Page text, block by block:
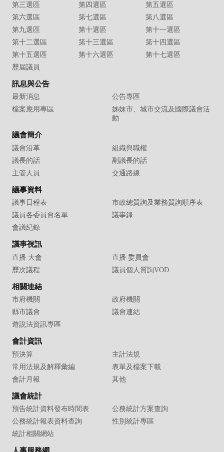
第三選區
第四選區
第五選區
第六選區
第七選區
第八選區
第九選區
第十選區
第十一選區
第十二選區
第十三選區
第十四選區
第十五選區
第十六選區
第十七選區
歷屆議員
訊息與公告
最新消息
公告專區
檔案應用專區
姊妹市、城市交流及國際議會活
動
議會簡介
議會沿革
組織與職權
議長的話
副議長的話
主管人員
交通路線
議事資料
議事日程表
市政總質詢及業務質詢順序表
議員各委員會名單
議事錄
會議紀錄
議事視訊
直播 大會
直播 委員會
歷次議程
議員個人質詢VOD
相關連結
市府機關
政府機關
縣市議會
議會連結
遊說法資訊專區
會計資訊
預決算
主計法規
常用法規及解釋彙編
表單及檔案下載
會計月報
其他
議會統計
預告統計資料發布時間表
公務統計方案查詢
公務統計報表資料查詢
性別統計專區
統計相關網站